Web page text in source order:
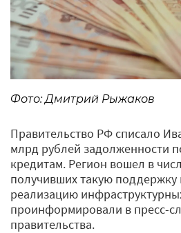
Фото: Дмитрий Рыжаков
Правительство РФ списало
млрд рублей задолженности
кредитам. Регион вошел в
получивших такую поддержку
реализацию
проинформировали в пресс-
правительства.